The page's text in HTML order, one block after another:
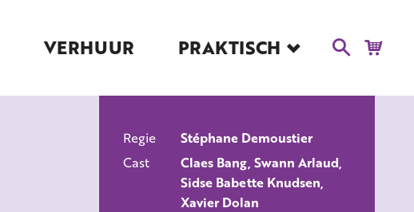
VERHUUR PRAKTISCH
Blog
Educatie
Kaartverkoop en
Tarieven
ALLE FILMS
Regie
Stéphane Demoustier
Cast
Claes Bang, Swann Arlaud,
Sidse Babette Knudsen,
Xavier Dolan